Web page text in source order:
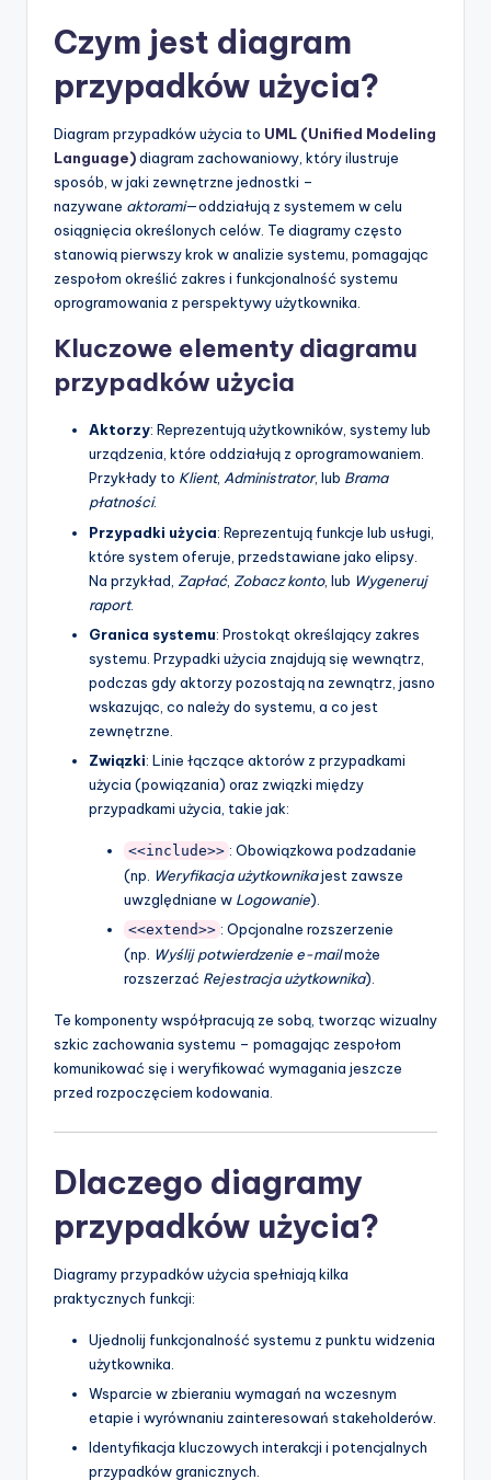
Czym jest diagram
przypadków użycia?
Diagram przypadków użycia to UML (Unified Modeling
Language)diagram zachowaniowy, który ilustruje
sposób, w jaki zewnętrzne jednostki –
nazywane aktorami—oddziałują z systemem w celu
osiągnięcia określonych celów. Te diagramy często
stanowią pierwszy krok w analizie systemu, pomagając
zespołom określić zakres i funkcjonalność systemu
oprogramowania z perspektywy użytkownika.
Kluczowe elementy diagramu
przypadków użycia
Aktorzy: Reprezentują użytkowników, systemy lub
urządzenia, które oddziałują z oprogramowaniem.
Przykłady to Klient, Administrator, lub Brama
płatności.
Przypadki użycia: Reprezentują funkcje lub usługi,
które system oferuje, przedstawiane jako elipsy.
Na przykład, Zapłać, Zobacz konto, lub Wygeneruj
raport.
Granica systemu: Prostokąt określający zakres
systemu. Przypadki użycia znajdują się wewnątrz,
podczas gdy aktorzy pozostają na zewnątrz, jasno
wskazując, co należy do systemu, a co jest
zewnętrzne.
Związki: Linie łączące aktorów z przypadkami
użycia (powiązania) oraz związki między
przypadkami użycia, takie jak:
<<include>> : Obowiązkowa podzadanie
(np. Weryfikacja użytkownikajest zawsze
uwzględniane w Logowanie).
<<extend>> : Opcjonalne rozszerzenie
(np. Wyślij potwierdzenie e-mailmoże
rozszerzać Rejestracja użytkownika).
Te komponenty współpracują ze sobą, tworząc wizualny
szkic zachowania systemu – pomagając zespołom
komunikować się i weryfikować wymagania jeszcze
przed rozpoczęciem kodowania.
Dlaczego diagramy
przypadków użycia?
Diagramy przypadków użycia spełniają kilka
praktycznych funkcji:
Ujednolij funkcjonalność systemu z punktu widzenia
użytkownika.
Wsparcie w zbieraniu wymagań na wczesnym
etapie i wyrównaniu zainteresowań stakeholderów.
Identyfikacja kluczowych interakcji i potencjalnych
przypadków granicznych.